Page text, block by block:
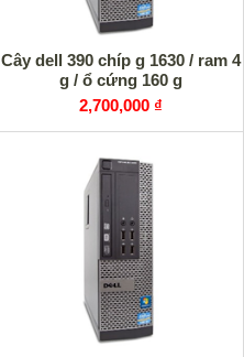
Cây dell 390 chíp g 1630 / ram 4
g / ổ cứng 160 g
2,700,000 ₫